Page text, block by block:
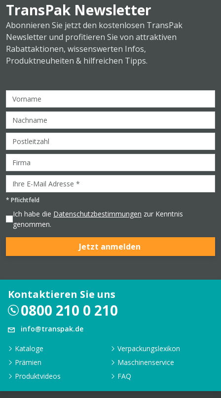
TransPak Newsletter
Abonnieren Sie jetzt den kostenlosen TransPak
Newsletter und profitieren Sie von attraktiven
Rabattaktionen, wissenswerten Infos,
Produktneuheiten & hilfreichen Tipps.
* Pflichtfeld
Ich habe die Datenschutzbestimmungen zur Kenntnis
genommen.
Jetzt anmelden
Kontaktieren Sie uns
0800 210 0 210
info@transpak.de
Kataloge
Verpackungslexikon
Prämien
Maschinenservice
Produktvideos
FAQ